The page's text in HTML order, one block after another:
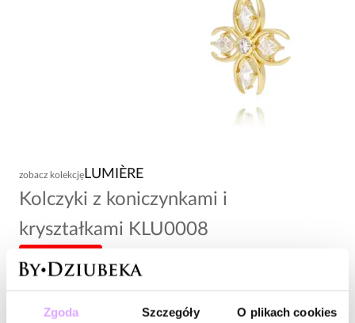
Zgoda Szczegóły O plikach cookies
zobacz kolekcję LUMIÈRE
Kolczyki z koniczynkami i
kryształkami KLU0008
74,00 zł
Wysyłka do 2 dni roboczych